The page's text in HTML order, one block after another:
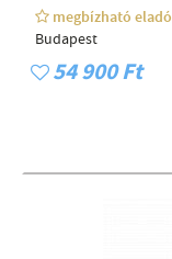
megbízható eladó
Budapest
54 900 Ft